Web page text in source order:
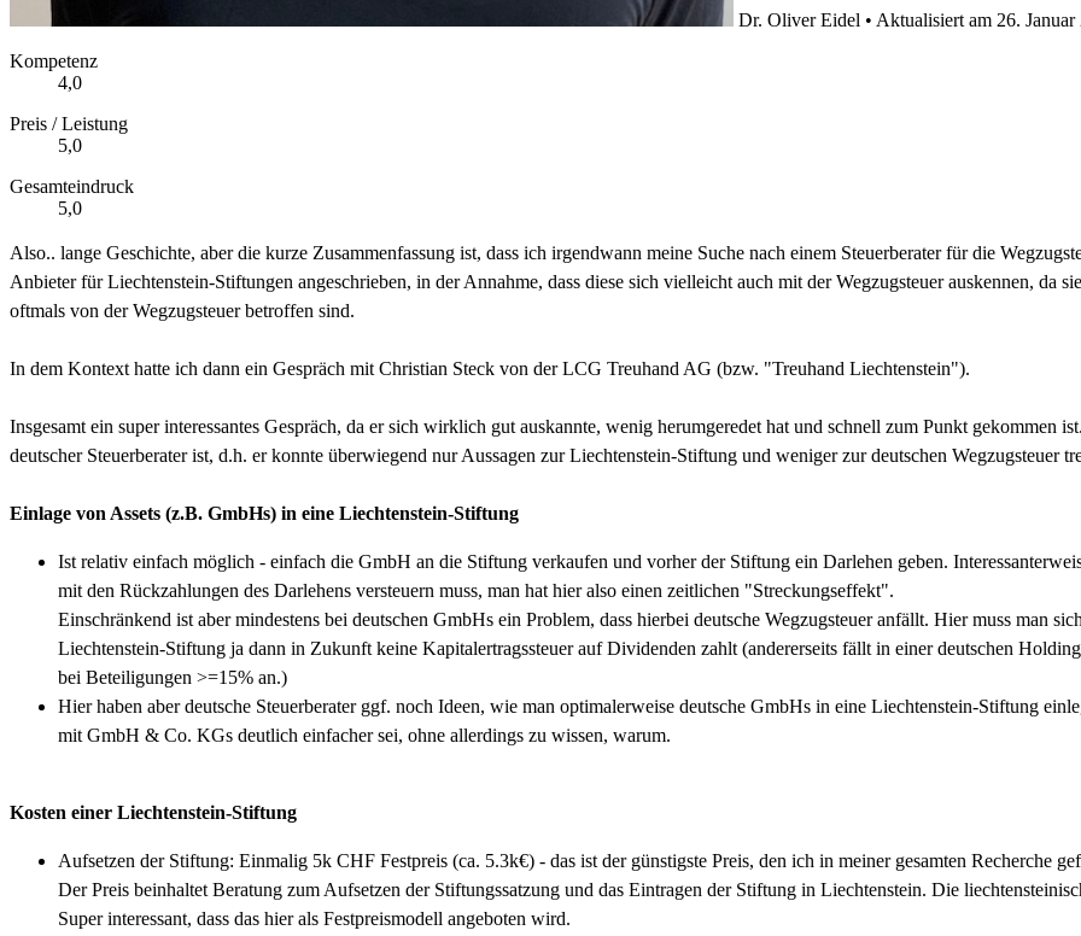
Dr. Oliver Eidel • Aktualisiert am 26. Januar
Kompetenz
4,0
Preis / Leistung
5,0
Gesamteindruck
5,0
Also.. lange Geschichte, aber die kurze Zusammenfassung ist, dass ich irgendwann meine Suche nach einem Steuerberater für die
Anbieter für Liechtenstein-Stiftungen angeschrieben, in der Annahme, dass diese sich vielleicht auch mit der Wegzugsteuer auskennen, da
oftmals von der Wegzugsteuer betroffen sind.
In dem Kontext hatte ich dann ein Gespräch mit Christian Steck von der LCG Treuhand AG (bzw. "Treuhand Liechtenstein").
Insgesamt ein super interessantes Gespräch, da er sich wirklich gut auskannte, wenig herumgeredet hat und schnell zum Punkt gekommen
deutscher Steuerberater ist, d.h. er konnte überwiegend nur Aussagen zur Liechtenstein-Stiftung und weniger zur deutschen Wegzugsteuer
Einlage von Assets (z.B. GmbHs) in eine Liechtenstein-Stiftung
Ist relativ einfach möglich - einfach die GmbH an die Stiftung verkaufen und vorher der Stiftung ein Darlehen geben.
mit den Rückzahlungen des Darlehens versteuern muss, man hat hier also einen zeitlichen "Streckungseffekt".
Einschränkend ist aber mindestens bei deutschen GmbHs ein Problem, dass hierbei deutsche Wegzugsteuer anfällt. Hier muss man
Liechtenstein-Stiftung ja dann in Zukunft keine Kapitalertragssteuer auf Dividenden zahlt (andererseits fällt in einer deutschen
bei Beteiligungen >=15% an.)
Hier haben aber deutsche Steuerberater ggf. noch Ideen, wie man optimalerweise deutsche GmbHs in eine Liechtenstein-Stiftung
mit GmbH & Co. KGs deutlich einfacher sei, ohne allerdings zu wissen, warum.
Kosten einer Liechtenstein-Stiftung
Aufsetzen der Stiftung: Einmalig 5k CHF Festpreis (ca. 5.3k€) - das ist der günstigste Preis, den ich in meiner gesamten Recherche
Der Preis beinhaltet Beratung zum Aufsetzen der Stiftungssatzung und das Eintragen der Stiftung in Liechtenstein. Die
Super interessant, dass das hier als Festpreismodell angeboten wird.